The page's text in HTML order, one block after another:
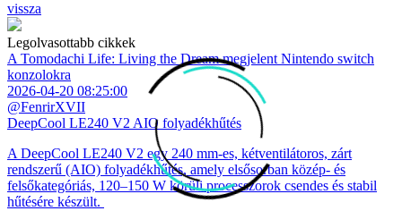
vissza
Legolvasottabb cikkek
A Tomodachi Life: Living the Dream megjelent Nintendo switch
konzolokra
2026-04-20 08:25:00
@FenrirXVII
DeepCool LE240 V2 AIO folyadékhűtés
A DeepCool LE240 V2 egy 240 mm-es, kétventilátoros, zárt
rendszerű (AIO) folyadékhűtés, amely elsősorban közép- és
felsőkategóriás, 120–150 W körüli processzorok csendes és stabil
hűtésére készült.